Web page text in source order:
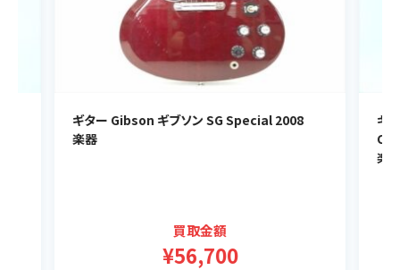
ギター Gibson ギブソン SG Special 2008
楽器
買取金額
¥56,700
ギ
楽